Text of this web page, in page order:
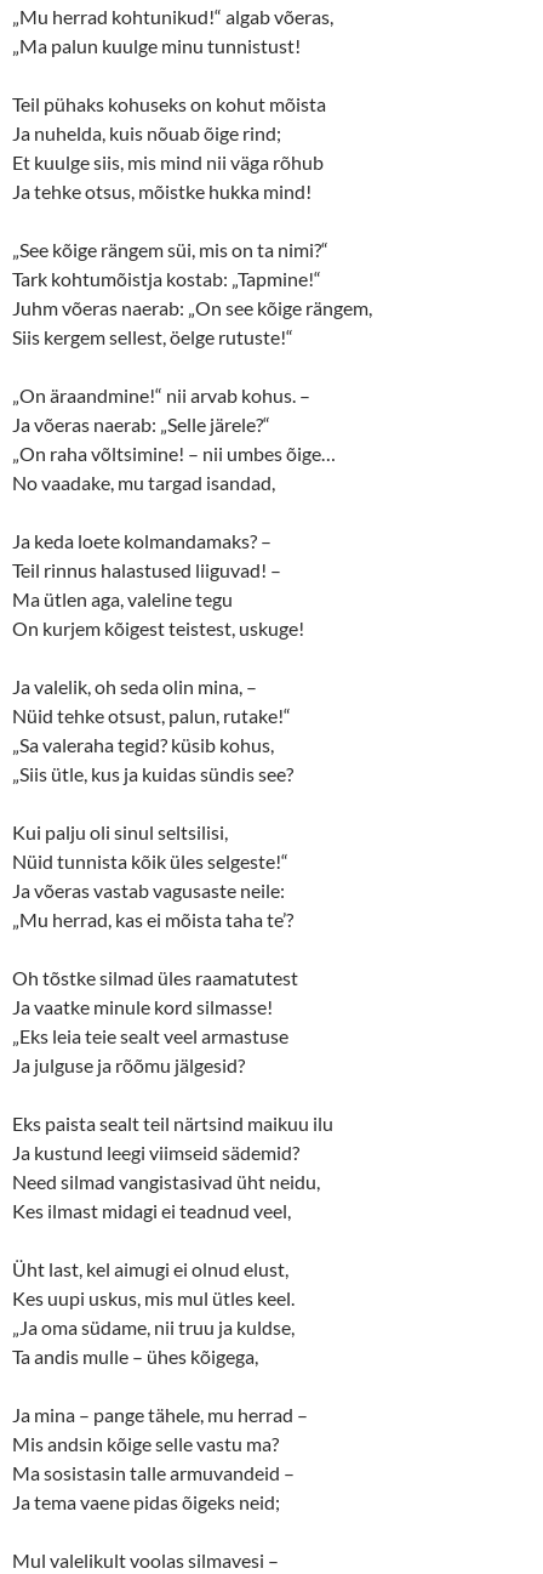
„Mu herrad kohtunikud!“ algab võeras,
„Ma palun kuulge minu tunnistust!
Teil pühaks kohuseks on kohut mõista
Ja nuhelda, kuis nõuab õige rind;
Et kuulge siis, mis mind nii väga rõhub
Ja tehke otsus, mõistke hukka mind!
„See kõige rängem süi, mis on ta nimi?“
Tark kohtumõistja kostab: „Tapmine!“
Juhm võeras naerab: „On see kõige rängem,
Siis kergem sellest, öelge rutuste!“
„On äraandmine!“ nii arvab kohus. –
Ja võeras naerab: „Selle järele?“
„On raha võltsimine! – nii umbes õige…
No vaadake, mu targad isandad,
Ja keda loete kolmandamaks? –
Teil rinnus halastused liiguvad! –
Ma ütlen aga, valeline tegu
On kurjem kõigest teistest, uskuge!
Ja valelik, oh seda olin mina, –
Nüid tehke otsust, palun, rutake!“
„Sa valeraha tegid? küsib kohus,
„Siis ütle, kus ja kuidas sündis see?
Kui palju oli sinul seltsilisi,
Nüid tunnista kõik üles selgeste!“
Ja võeras vastab vagusaste neile:
„Mu herrad, kas ei mõista taha te’?
Oh tõstke silmad üles raamatutest
Ja vaatke minule kord silmasse!
„Eks leia teie sealt veel armastuse
Ja julguse ja rõõmu jälgesid?
Eks paista sealt teil närtsind maikuu ilu
Ja kustund leegi viimseid sädemid?
Need silmad vangistasivad üht neidu,
Kes ilmast midagi ei teadnud veel,
Üht last, kel aimugi ei olnud elust,
Kes uupi uskus, mis mul ütles keel.
„Ja oma südame, nii truu ja kuldse,
Ta andis mulle – ühes kõigega,
Ja mina – pange tähele, mu herrad –
Mis andsin kõige selle vastu ma?
Ma sosistasin talle armuvandeid –
Ja tema vaene pidas õigeks neid;
Mul valelikult voolas silmavesi –